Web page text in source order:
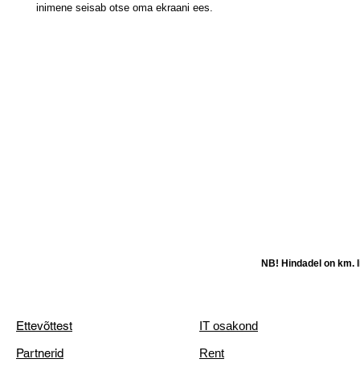
inimene seisab otse oma ekraani ees.
NB! Hindadel on km.
Ettevõttest
Partnerid
IT osakond
Rent